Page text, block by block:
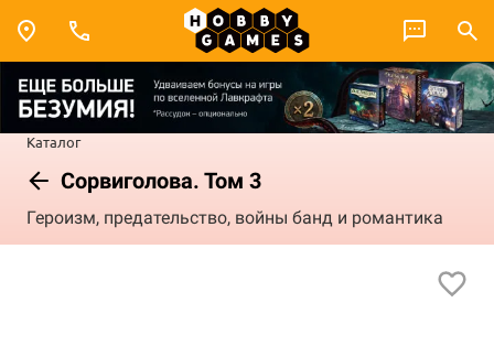
Каталог
Сорвиголова. Том 3
Героизм, предательство, войны банд и романтика